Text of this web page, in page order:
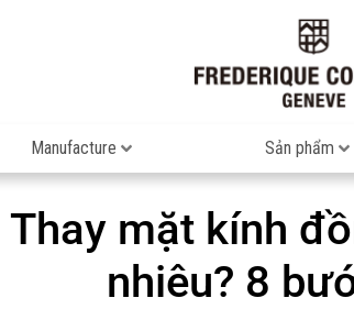
Manufacture Sản phẩm
Thay mặt kính
nhiêu? 8